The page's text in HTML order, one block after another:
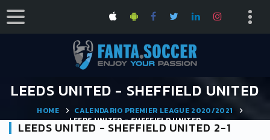
LEEDS UNITED - SHEFFIELD UNITED
HOME
CALENDARIO PREMIER LEAGUE 2020/2021
LEEDS UNITED - SHEFFIELD UNITED
LEEDS UNITED - SHEFFIELD UNITED 2-1